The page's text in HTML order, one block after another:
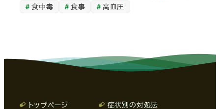
食中毒
食事 高血圧
トップページ
症状別の対処法